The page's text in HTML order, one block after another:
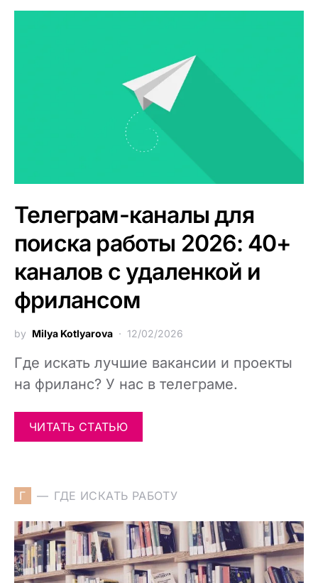
Телеграм-каналы для
поиска работы 2026: 40+
каналов с удаленкой и
фрилансом
by Milya Kotlyarova 12/02/2026
Где искать лучшие вакансии и проекты
на фриланс? У нас в телеграме.
ЧИТАТЬ СТАТЬЮ
Г ГДЕ ИСКАТЬ РАБОТУ